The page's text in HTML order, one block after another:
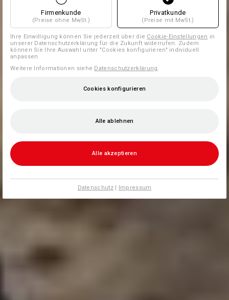
Firmenkunde
(Preise ohne MwSt.)
Privatkunde
(Preise mit MwSt.)
Ihre Einwilligung können Sie jederzeit über die Cookie-Einstellungen in
unserer Datenschutzerklärung für die Zukunft widerrufen. Zudem
können Sie Ihre Auswahl unter "Cookies konfigurieren" individuell
anpassen
Weitere Informationen siehe Datenschutzerklärung
Cookies konfigurieren
Alle ablehnen
Alle akzeptieren
Datenschutz| Impressum